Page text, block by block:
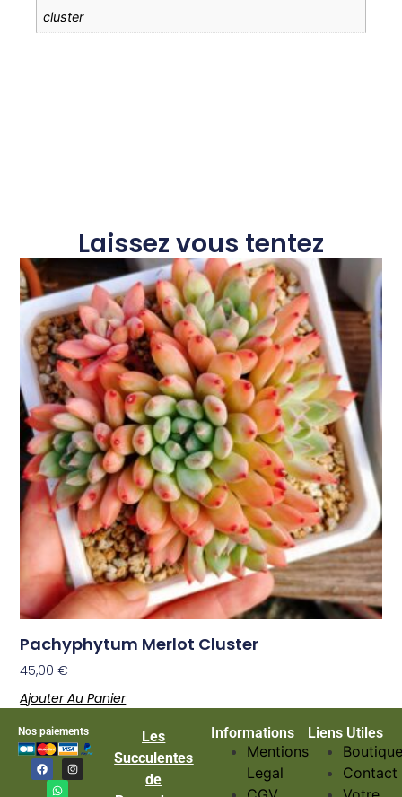
cluster
Laissez vous tentez
Pachyphytum Merlot Cluster
45,00€
Ajouter Au Panier
Nos paiements
Les
Succulentes
de
Informations
Mentions
Legal
Liens Utiles
Contact